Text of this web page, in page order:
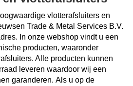
vlotterafsluiters en
Trade & Metal Services B.V.
In onze webshop vindt u een
producten, waaronder
Alle producten kunnen
leveren waardoor wij een
garanderen. Als u op de